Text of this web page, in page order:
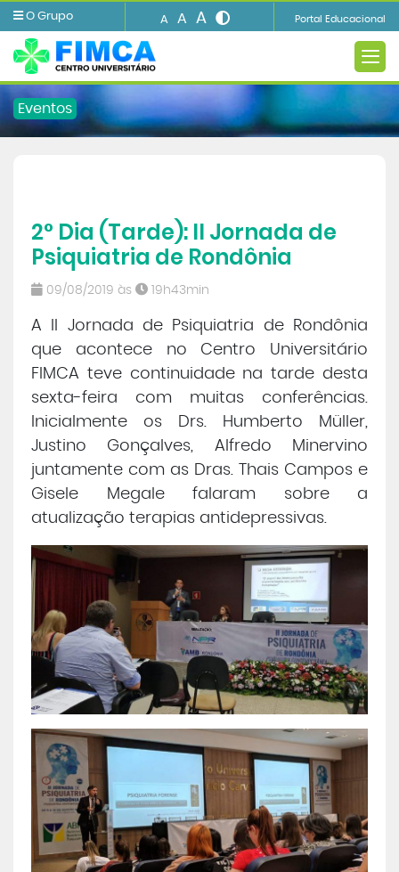
O Grupo A A A Portal Educacional
Cursos de Graduação
Cursos dePós e Extensão
Cursos de EAD
Clínicas de Atendimento
Bolsas e Benefícios
Ensino
Informações e Serviços
Biblioteca
Imprensa
Central de Atendimento
Eventos
2° Dia (Tarde): II Jornada de
Psiquiatria de Rondônia
09/08/2019 às 19h43min
A II Jornada de Psiquiatria de Rondônia
que acontece no Centro Universitário
FIMCA teve continuidade na tarde desta
sexta-feira com muitas conferências.
Inicialmente os Drs. Humberto Müller,
Justino Gonçalves, Alfredo Minervino
juntamente com as Dras. Thais Campos e
Gisele Megale falaram sobre a
atualização terapias antidepressivas.